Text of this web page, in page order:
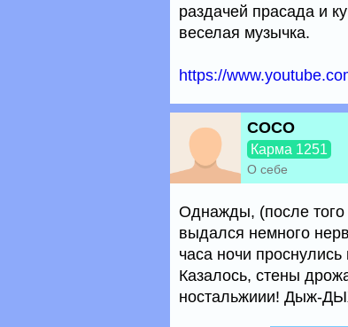
раздачей прасада и
веселая музычка.
https://
COCO
Карма 1251
О себе
Однажды, (после
выдался немного
часа ночи
Казалось, стены
ностальжиии! Дыж-